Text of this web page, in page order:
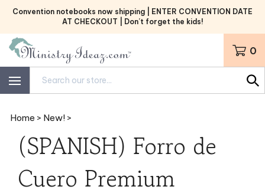
Skip
Convention notebooks now shipping | ENTER CONVENTION DATE
AT CHECKOUT | Don’t forget the kids!
0
Home > New! >
(SPANISH) Forro de
Cuero Premium